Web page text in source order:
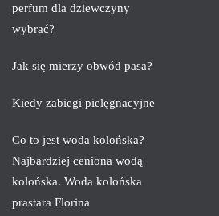
perfum dla dziewczyny
wybrać?
Jak się mierzy obwód pasa?
Kiedy zabiegi pielęgnacyjne
Co to jest woda kolońska?
Najbardziej ceniona wodą
kolońska. Woda kolońska
prastara Florina